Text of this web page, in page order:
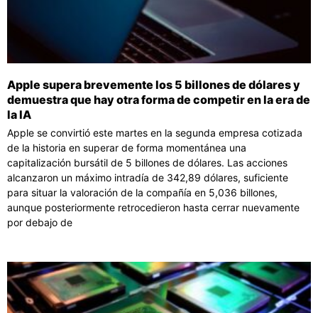
Apple supera brevemente los 5 billones de dólares y
demuestra que hay otra forma de competir en la era de
la IA
Apple se convirtió este martes en la segunda empresa cotizada
de la historia en superar de forma momentánea una
capitalización bursátil de 5 billones de dólares. Las acciones
alcanzaron un máximo intradía de 342,89 dólares, suficiente
para situar la valoración de la compañía en 5,036 billones,
aunque posteriormente retrocedieron hasta cerrar nuevamente
por debajo de